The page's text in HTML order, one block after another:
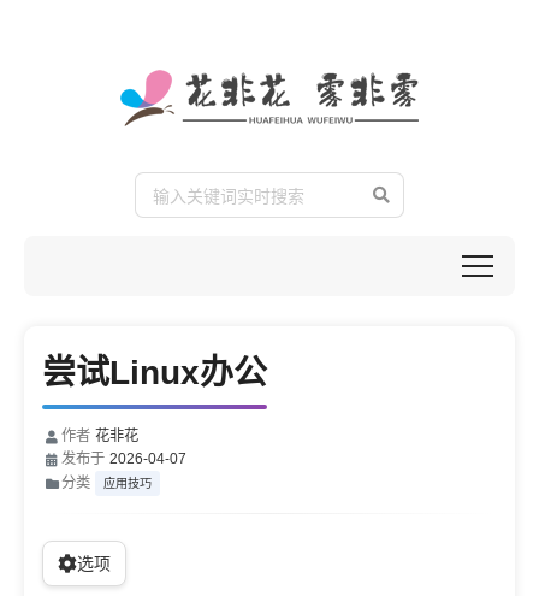
尝试Linux办公
作者 花非花
发布于 2026-04-07
分类
应用技巧
选项